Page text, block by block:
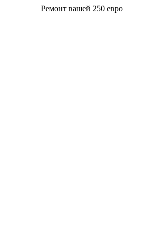
Ремонт вашей 250 евро